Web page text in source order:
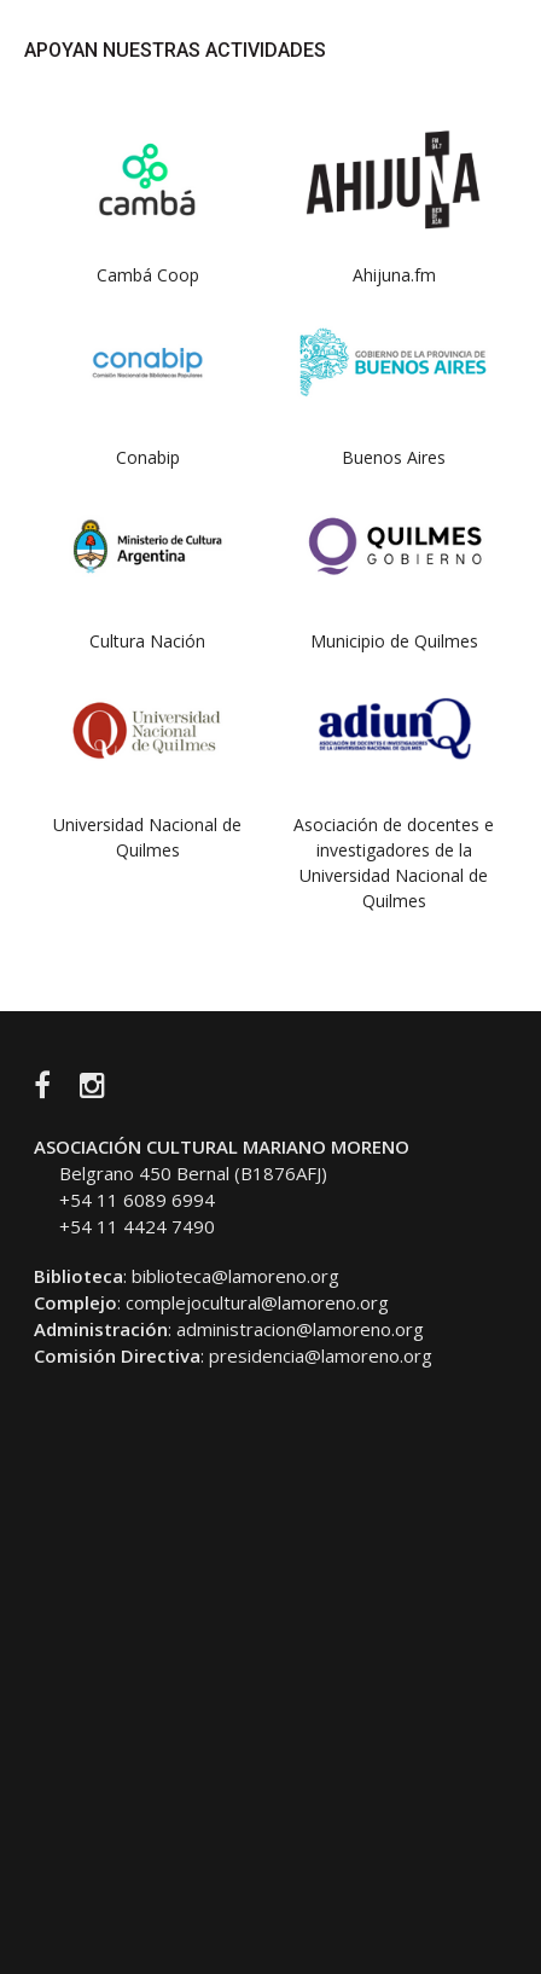
APOYAN NUESTRAS ACTIVIDADES
Cambá Coop Ahijuna.fm
Conabip Buenos Aires
Cultura Nación Municipio de Quilmes
Universidad Nacional de
Quilmes
Asociación de docentes e
investigadores de la
Universidad Nacional de
Quilmes
FacebookInstagram
ASOCIACIÓN CULTURAL MARIANO MORENO
Belgrano 450 Bernal (B1876AFJ)
+54 11 6089 6994
+54 11 4424 7490
Biblioteca: biblioteca@lamoreno.org
Complejo: complejocultural@lamoreno.org
Administración: administracion@lamoreno.org
Comisión Directiva: presidencia@lamoreno.org